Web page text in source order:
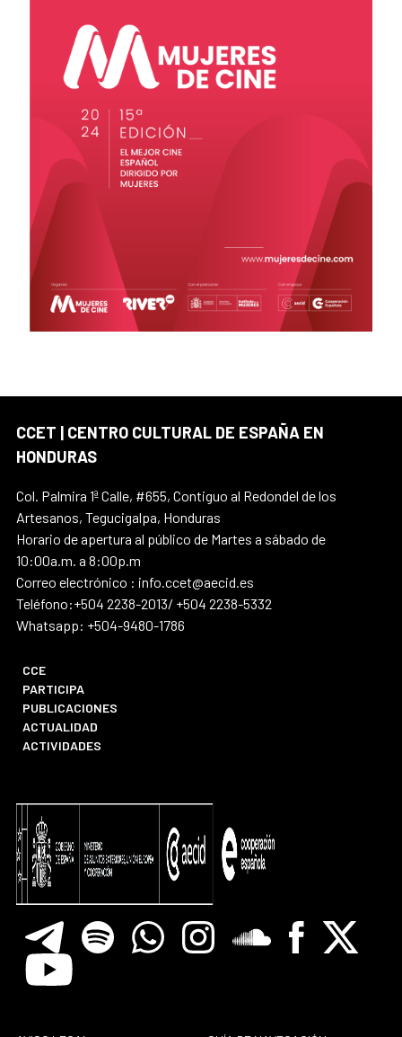
CCET | CENTRO CULTURAL DE ESPAÑA EN
HONDURAS
Col. Palmira 1ª Calle, #655, Contiguo al Redondel de los
Artesanos, Tegucigalpa, Honduras
Horario de apertura al público de Martes a sábado de
10:00a.m. a 8:00p.m
Correo electrónico : info.ccet@aecid.es
Teléfono:+504 2238-2013/ +504 2238-5332
Whatsapp: +504-9480-1786
CCE
PARTICIPA
PUBLICACIONES
ACTUALIDAD
ACTIVIDADES
TelegramSpotify WhatsappInstagramSoundcloreFacebook
X
Youtube